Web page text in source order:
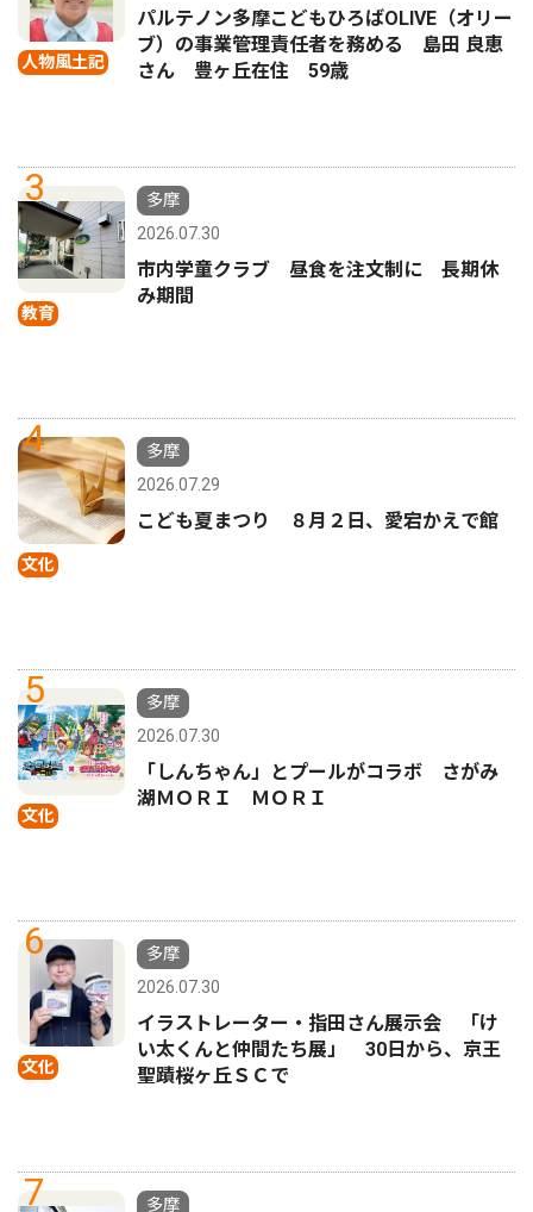
人物風土記
パルテノン多摩こどもひろばOLIVE（オリー
ブ）の事業管理責任者を務める 島田 良恵
さん 豊ヶ丘在住 59歳
3
教育
多摩
2026.07.30
市内学童クラブ 昼食を注文制に 長期休
み期間
4
文化
多摩
2026.07.29
こども夏まつり ８月２日、愛宕かえで館
5
文化
多摩
2026.07.30
「しんちゃん」とプールがコラボ さがみ
湖ＭＯＲＩ ＭＯＲＩ
6
文化
多摩
2026.07.30
イラストレーター・指田さん展示会 「け
い太くんと仲間たち展」 30日から、京王
聖蹟桜ヶ丘ＳＣで
7 多摩